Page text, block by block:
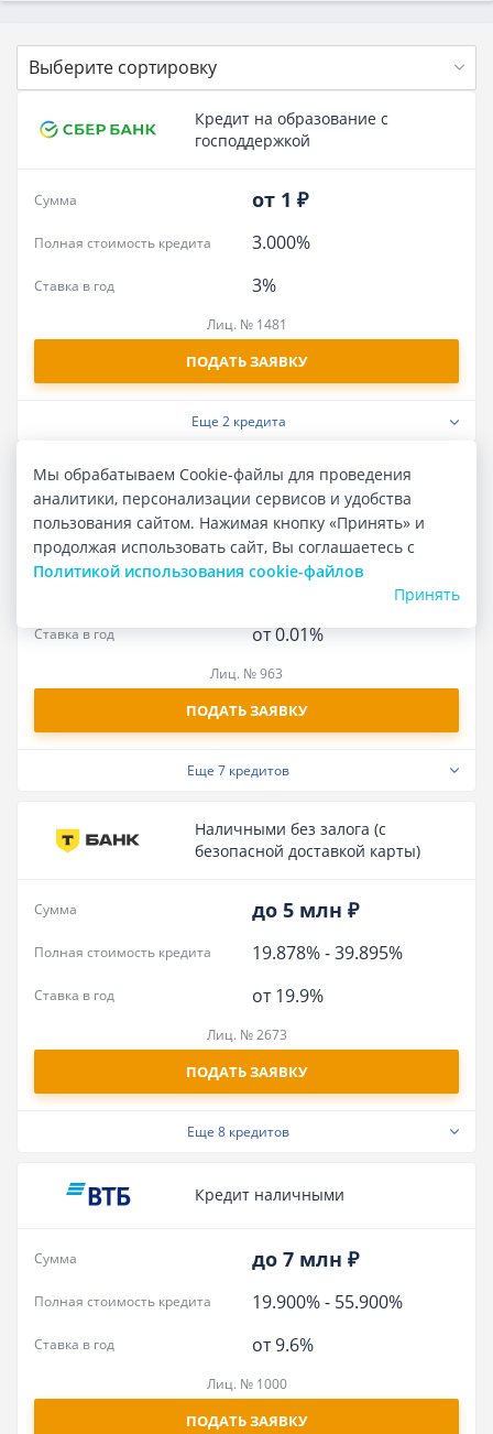
Выберите сортировку
Кредит на образование с
господдержкой
от 1 ₽
Сумма
3.000%
Полная стоимость кредита
3%
Ставка в год
Лиц. № 1481
ПОДАТЬ ЗАЯВКУ
Еще 2 кредита
Карта «Халва»
до 500 тыс ₽
Сумма
от 0.01%
Ставка в год
Лиц. № 963
ПОДАТЬ ЗАЯВКУ
Еще 7 кредитов
Наличными без залога (с
безопасной доставкой карты)
до 5 млн ₽
Сумма
19.878%-39.895%
Полная стоимость кредита
от 19.9%
Ставка в год
Лиц. № 2673
ПОДАТЬ ЗАЯВКУ
Еще 8 кредитов
Кредит наличными
до 7 млн ₽
Сумма
19.900%- 55.900%
Полная стоимость кредита
от 9.6%
Ставка в год
Лиц. № 1000
ПОДАТЬ ЗАЯВКУ
Мы обрабатываем Cookie-файлы для проведения
аналитики, персонализации сервисов и удобства
пользования сайтом. Нажимая кнопку «Принять» и
продолжая использовать сайт, Вы соглашаетесь с
Политикой использования cookie-файлов
Принять